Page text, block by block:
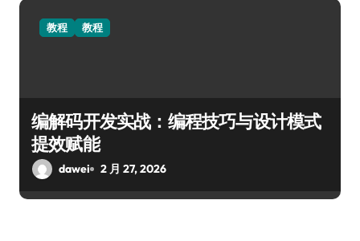
教程 教程
编解码开发实战：编程技巧与设计模式
提效赋能
dawei 2 月 27, 2026